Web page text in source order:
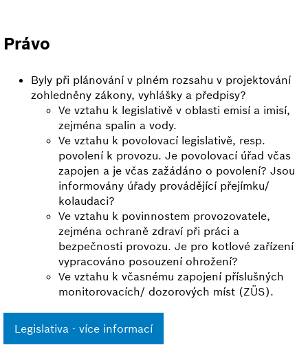
Právo
Byly při plánování v plném rozsahu v projektování
zohledněny zákony, vyhlášky a předpisy?
Ve vztahu k legislativě v oblasti emisí a imisí,
zejména spalin a vody.
Ve vztahu k povolovací legislativě, resp.
povolení k provozu. Je povolovací úřad včas
zapojen a je včas zažádáno o povolení? Jsou
informovány úřady provádějící přejímku/
kolaudaci?
Ve vztahu k povinnostem provozovatele,
zejména ochraně zdraví při práci a
bezpečnosti provozu. Je pro kotlové zařízení
vypracováno posouzení ohrožení?
Ve vztahu k včasnému zapojení příslušných
monitorovacích/ dozorových míst (ZÜS).
Legislativa - více informací